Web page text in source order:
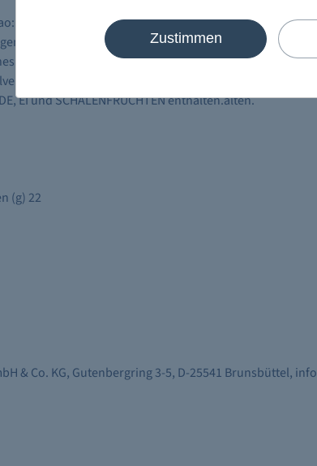
35% mindestens) mit Sanddorn-Orange
Vollmilchschokolade (Zucker, VOLLMILCHPULVER,
Vanillearoma), Sanddorn-Orangezubereitung (2%)
Fruktose, Antioxidationsmittel: Ascorbinsäure; Aroma).
EI und SCHALENFRÜCHTEN enthalten.alten.
(g) 22
& Co. KG, Gutenbergring 3-5, D-25541 Brunsbüttel,
Zustimmen